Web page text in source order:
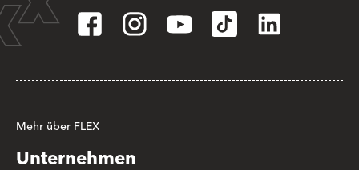
Mehr über FLEX
Unternehmen